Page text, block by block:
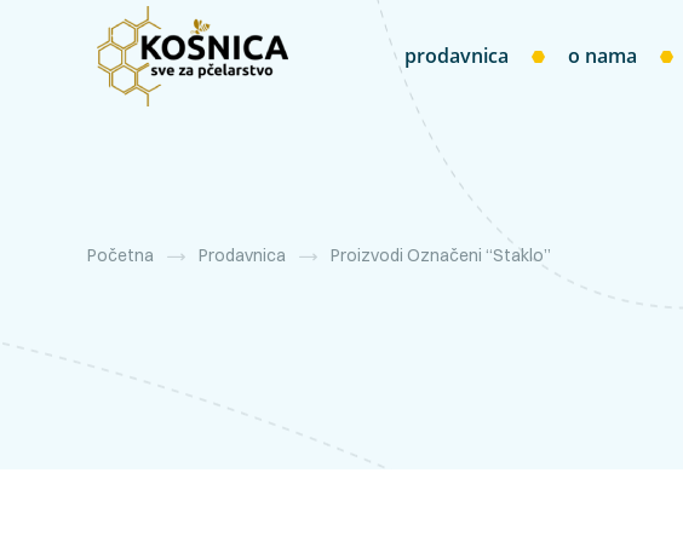
prodavnica o nama
Početna Prodavnica Proizvodi Označeni “staklo”